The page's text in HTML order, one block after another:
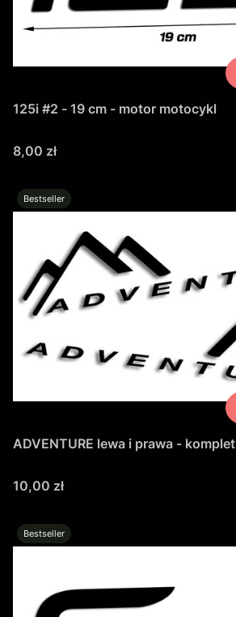
125i #2 - 19 cm - motor motocykl
Cena
8,00 zł
Bestseller
ADVENTURE lewa i prawa - komplet
Cena
10,00 zł
Bestseller